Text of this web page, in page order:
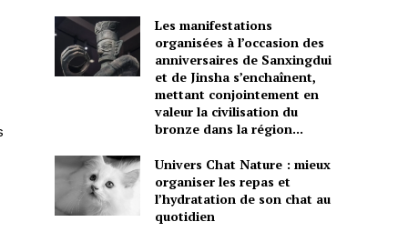
Les manifestations
organisées à l’occasion des
anniversaires de Sanxingdui
et de Jinsha s’enchaînent,
mettant conjointement en
valeur la civilisation du
bronze dans la région...
Univers Chat Nature : mieux
organiser les repas et
l’hydratation de son chat au
quotidien